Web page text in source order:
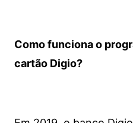
Como funciona o
cartão Digio?